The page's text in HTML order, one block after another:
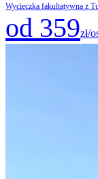
Wycieczka fakultatywna z
od 359zł/